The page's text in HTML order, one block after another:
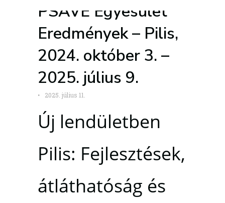
PSAVE Egyesület
Eredmények – Pilis,
2024. október 3. –
2025. július 9.
• 2025. július 11.
Új lendületben
Pilis: Fejlesztések,
átláthatóság és